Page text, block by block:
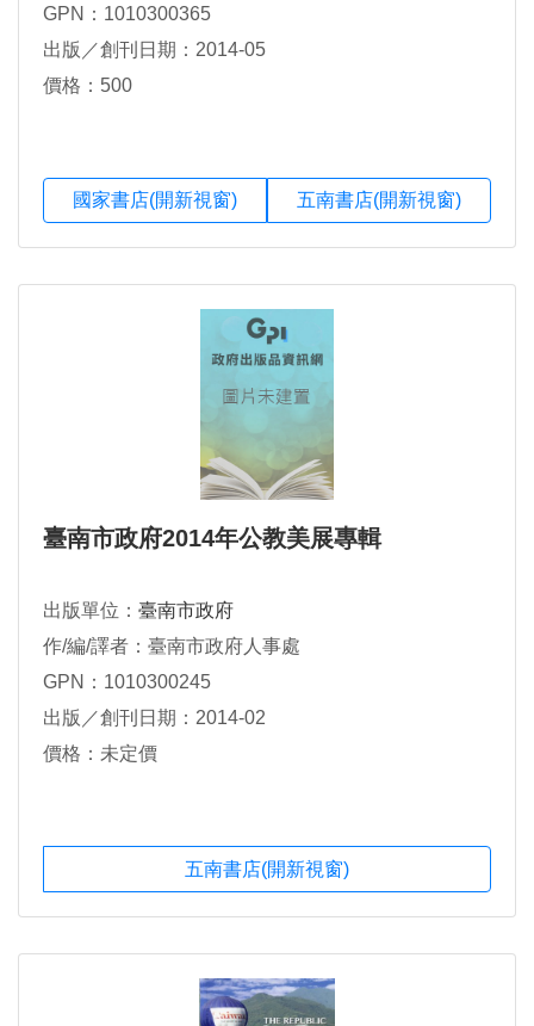
GPN：1010300365
出版／創刊日期：2014-05
價格：500
國家書店(開新視窗) 五南書店(開新視窗)
臺南市政府2014年公教美展專輯
出版單位： 臺南市政府
作/編/譯者：臺南市政府人事處
GPN：1010300245
出版／創刊日期：2014-02
價格：未定價
五南書店(開新視窗)